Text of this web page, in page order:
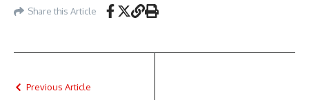
Share this Article
Previous Article